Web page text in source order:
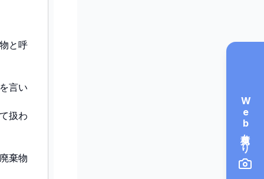
と呼
言い
扱わ
棄物
Web見積もり